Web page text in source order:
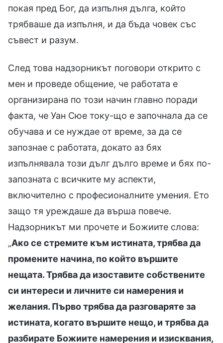
покая пред Бог, да изпълня дълга, който
трябваше да изпълня, и да бъда човек със
съвест и разум.
След това надзорникът поговори открито с
мен и проведе общение, че работата е
организирана по този начин главно поради
факта, че Уан Сюе току-що е започнала да се
обучава и се нуждае от време, за да се
запознае с работата, докато аз бях
изпълнявала този дълг дълго време и бях по-
запозната с всичките му аспекти,
включително с професионалните умения. Ето
защо тя уреждаше да върша повече.
Надзорникът ми прочете и Божиите слова:
„Ако се стремите към истината, трябва да
промените начина, по който вършите
нещата. Трябва да изоставите собствените
си интереси и личните си намерения и
желания. Първо трябва да разговаряте за
истината, когато вършите нещо, и трябва да
разбирате Божиите намерения и изисквания,